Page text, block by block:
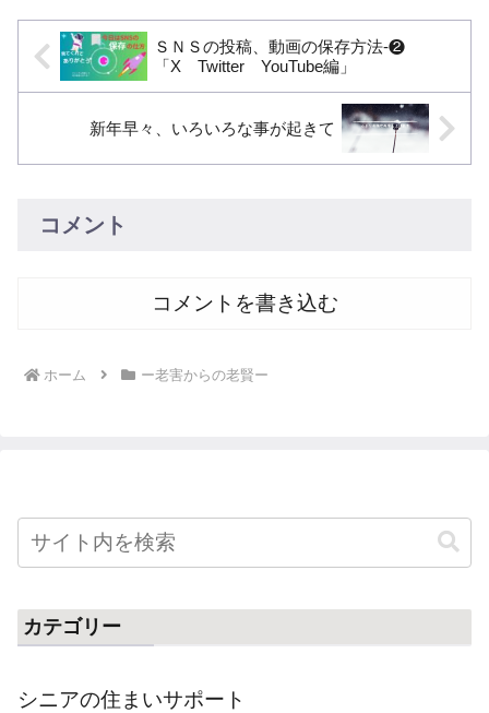
ＳＮＳの投稿、動画の保存方法-❷
「X Twitter YouTube編」
新年早々、いろいろな事が起きて
コメント
コメントを書き込む
ホーム ー老害からの老賢ー
カテゴリー
シニアの住まいサポート